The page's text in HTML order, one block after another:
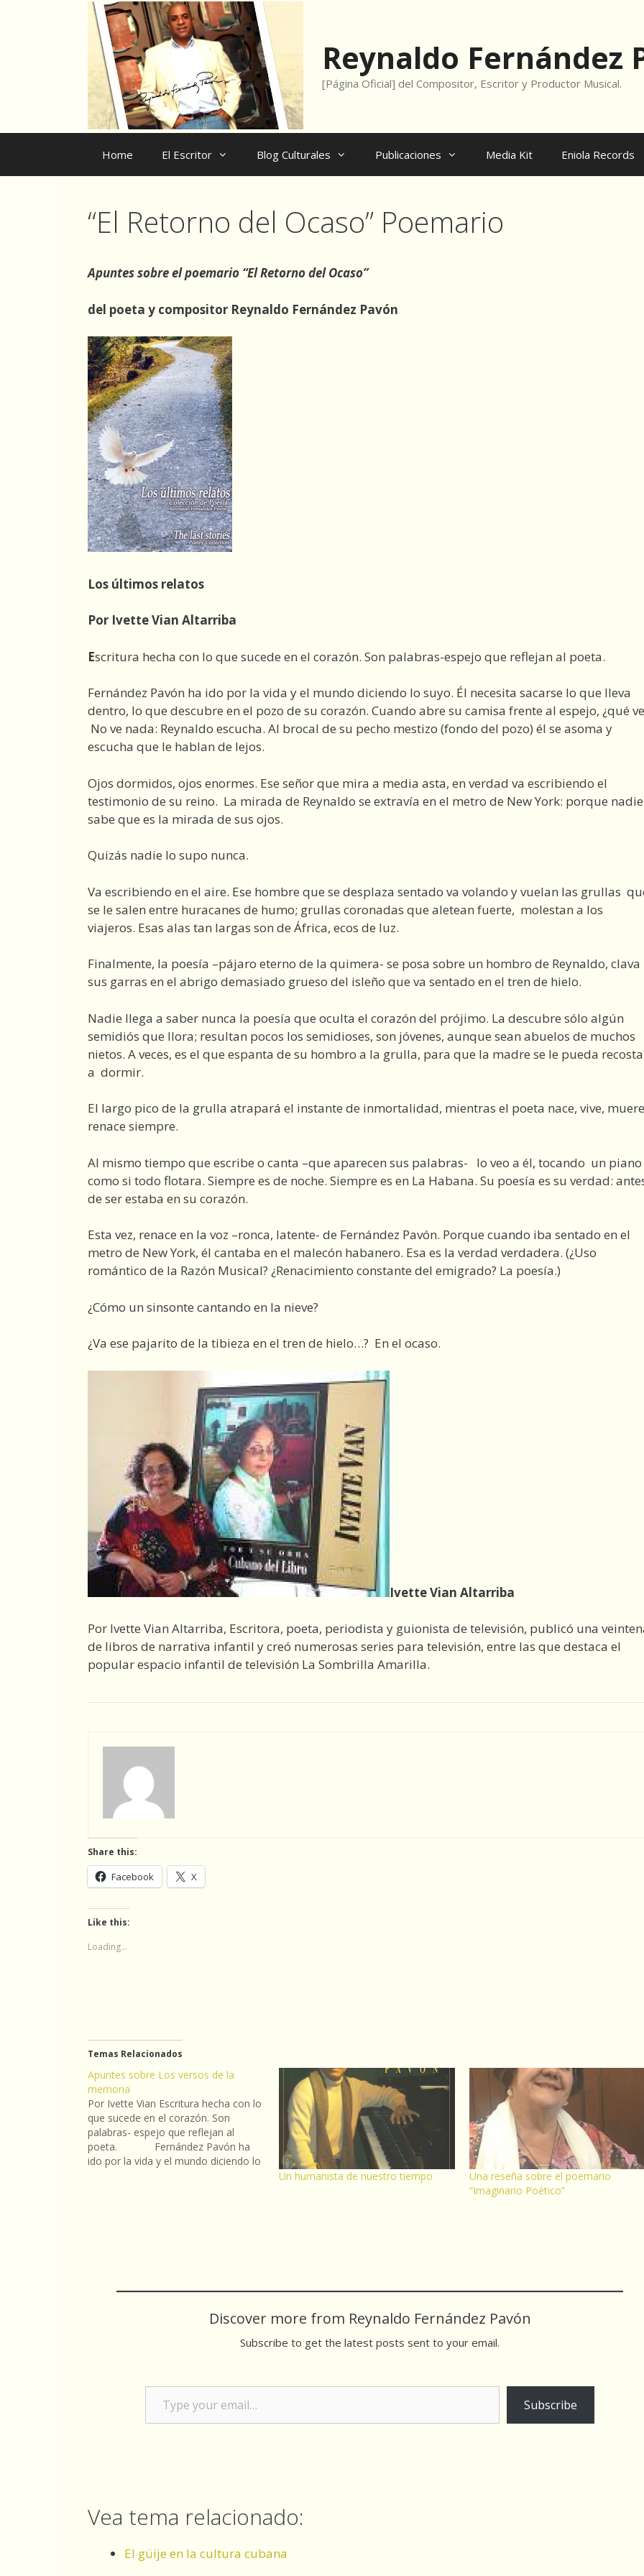
Reynaldo Fernández
[Página Oficial] del Compositor, Escritor y Productor Musical.
Home El Escritor Blog Culturales Publicaciones Media Kit Eniola Records
“El Retorno del Ocaso” Poemario
Apuntes sobre el poemario “El Retorno del Ocaso”
del poeta y compositor Reynaldo Fernández Pavón
Los últimos relatos
Por Ivette Vian Altarriba
Escritura hecha con lo que sucede en el corazón. Son palabras-espejo que reflejan al poeta.
Fernández Pavón ha ido por la vida y el mundo diciendo lo suyo. Él necesita sacarse lo que lleva
dentro, lo que descubre en el pozo de su corazón. Cuando abre su camisa frente al espejo, ¿qué
No ve nada: Reynaldo escucha. Al brocal de su pecho mestizo (fondo del pozo) él se asoma y
escucha que le hablan de lejos.
Ojos dormidos, ojos enormes. Ese señor que mira a media asta, en verdad va escribiendo el
testimonio de su reino. La mirada de Reynaldo se extravía en el metro de New York: porque nadie
sabe que es la mirada de sus ojos.
Quizás nadie lo supo nunca.
Va escribiendo en el aire. Ese hombre que se desplaza sentado va volando y vuelan las grullas
se le salen entre huracanes de humo; grullas coronadas que aletean fuerte, molestan a los
viajeros. Esas alas tan largas son de África, ecos de luz.
Finalmente, la poesía –pájaro eterno de la quimera- se posa sobre un hombro de Reynaldo, clava
sus garras en el abrigo demasiado grueso del isleño que va sentado en el tren de hielo.
Nadie llega a saber nunca la poesía que oculta el corazón del prójimo. La descubre sólo algún
semidiós que llora; resultan pocos los semidioses, son jóvenes, aunque sean abuelos de muchos
nietos. A veces, es el que espanta de su hombro a la grulla, para que la madre se le pueda
a dormir.
El largo pico de la grulla atrapará el instante de inmortalidad, mientras el poeta nace, vive,
renace siempre.
Al mismo tiempo que escribe o canta –que aparecen sus palabras- lo veo a él, tocando un piano
como si todo flotara. Siempre es de noche. Siempre es en La Habana. Su poesía es su verdad:
de ser estaba en su corazón.
Esta vez, renace en la voz –ronca, latente- de Fernández Pavón. Porque cuando iba sentado en el
metro de New York, él cantaba en el malecón habanero. Esa es la verdad verdadera. (¿Uso
romántico de la Razón Musical? ¿Renacimiento constante del emigrado? La poesía.)
¿Cómo un sinsonte cantando en la nieve?
¿Va ese pajarito de la tibieza en el tren de hielo…? En el ocaso.
Ivette Vian Altarriba
Por Ivette Vian Altarriba, Escritora, poeta, periodista y guionista de televisión, publicó una
de libros de narrativa infantil y creó numerosas series para televisión, entre las que destaca el
popular espacio infantil de televisión La Sombrilla Amarilla.
Share this:
Facebook X
Like this:
Loading...
Temas Relacionados
Apuntes sobre Los versos de la
memoria
Por Ivette Vian Escritura hecha con lo
que sucede en el corazón. Son
palabras- espejo que reflejan al
poeta. Fernández Pavón ha
ido por la vida y el mundo diciendo lo
Un humanista de nuestro tiempo
Una reseña sobre el poemario
“Imaginario Poético”
Discover more from Reynaldo Fernández Pavón
Subscribe to get the latest posts sent to your email.
Type your email…
Subscribe
Vea tema relacionado:
El güije en la cultura cubana